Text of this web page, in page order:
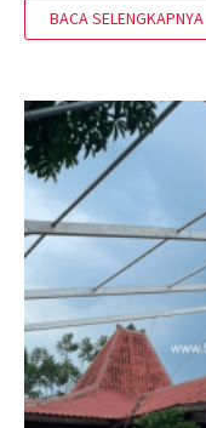
BACA SELENGKAPNYA